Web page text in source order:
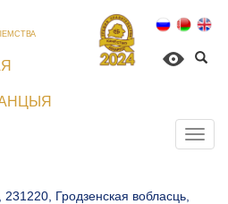
231220, Гродзенская вобласць,